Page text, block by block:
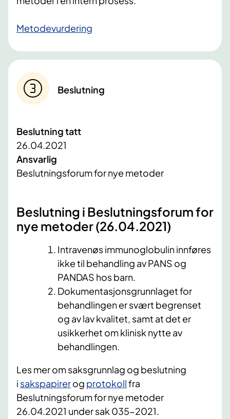
Metodevurdering
Beslutning
Beslutning tatt
26.04.2021
Ansvarlig
Beslutningsforum for nye metoder
​Beslutning i Beslutningsforum for
nye metoder (26.04.2021)​
Intravenøs immunoglobulin innføres
ikke til behandling av PANS og
PANDAS hos barn.
Dokumentasjonsgrunnlaget for
behandlingen er svært begrenset
og av lav kvalitet, samt at det er
usikkerhet om klinisk nytte av
behandlingen.
Les mer om saksgrunnlag og beslutning
i sakspapirerog protokollfra
Beslutningsforum for nye metoder
26.04.2021 under sak 035-2021.